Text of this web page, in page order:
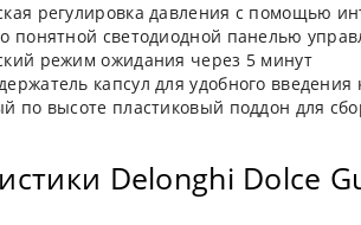
регулировка давления с помощью
понятной светодиодной панелью
режим ожидания через 5 минут
капсул для удобного введения
по высоте пластиковый поддон для
Delonghi Dolce